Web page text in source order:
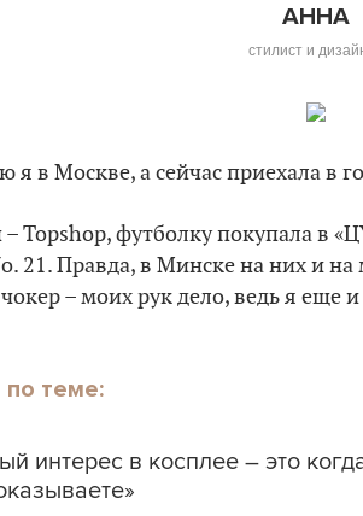
АННА
стилист и
я в Москве, а сейчас приехала в
Topshop, футболку покупала в
21. Правда, в Минске на них и на
– моих рук дело, ведь я еще
теме:
интерес в косплее – это